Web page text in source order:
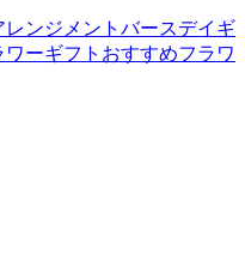
レンジメント バースデイギ
ワーギフトおすすめフラワ